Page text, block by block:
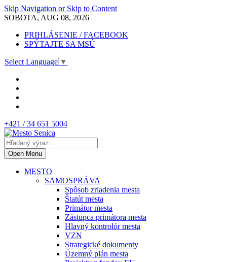
Skip Navigation or Skip to Content
SOBOTA, AUG 08, 2026
PRIHLÁSENIE / FACEBOOK
SPÝTAJTE SA MSÚ
Select Language ▼
+421 / 34 651 5004
Open Menu
MESTO
SAMOSPRÁVA
Spôsob zriadenia mesta
Štatút mesta
Primátor mesta
Zástupca primátora mesta
Hlavný kontrolór mesta
VZN
Strategické dokumenty
Územný plán mesta